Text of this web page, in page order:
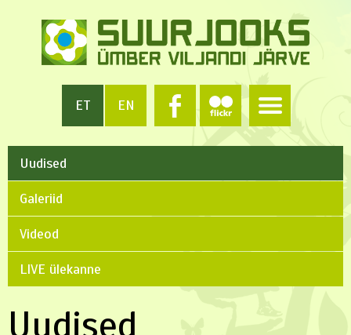
ET EN
Uudised
Galeriid
Videod
LIVE ülekanne
Uudised